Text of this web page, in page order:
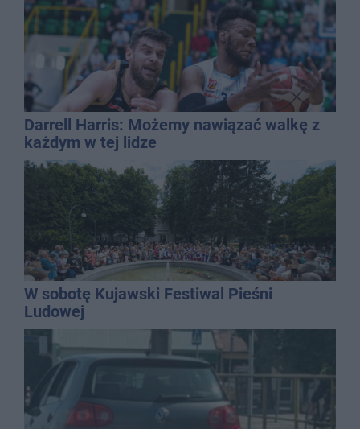
Darrell Harris: Możemy nawiązać walkę z
każdym w tej lidze
W sobotę Kujawski Festiwal Pieśni
Ludowej